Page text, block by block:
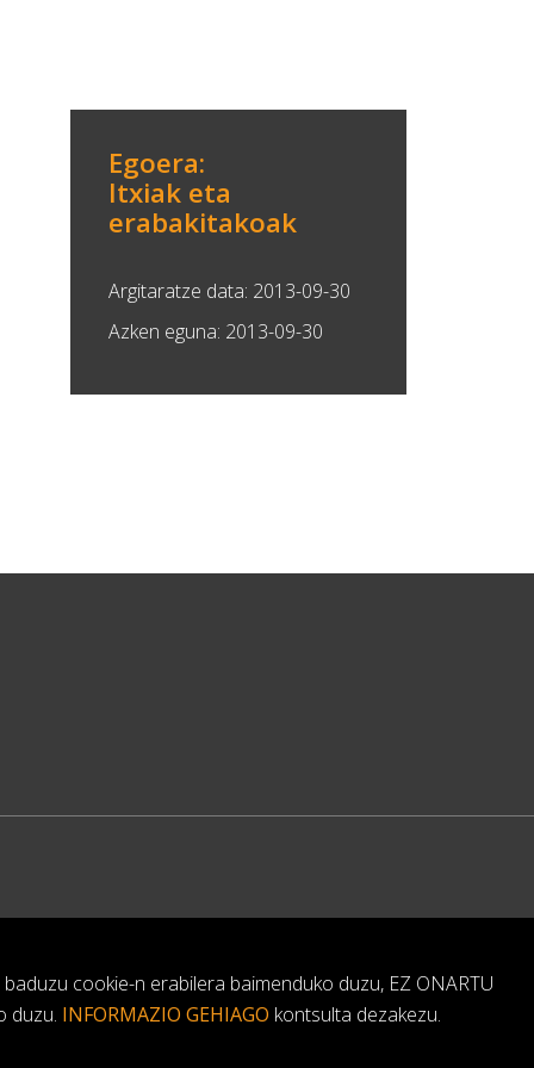
Egoera:
Itxiak eta
erabakitakoak
Argitaratze data: 2013-09-30
Azken eguna: 2013-09-30
cookie-n erabilera baimenduko duzu, EZ ONARTU
duzu. INFORMAZIO GEHIAGO kontsulta dezakezu.